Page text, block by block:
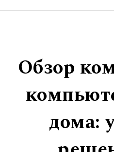
Обзор
дома: